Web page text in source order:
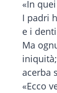
«In
I padri
e i
Ma
acerba
«Ecco